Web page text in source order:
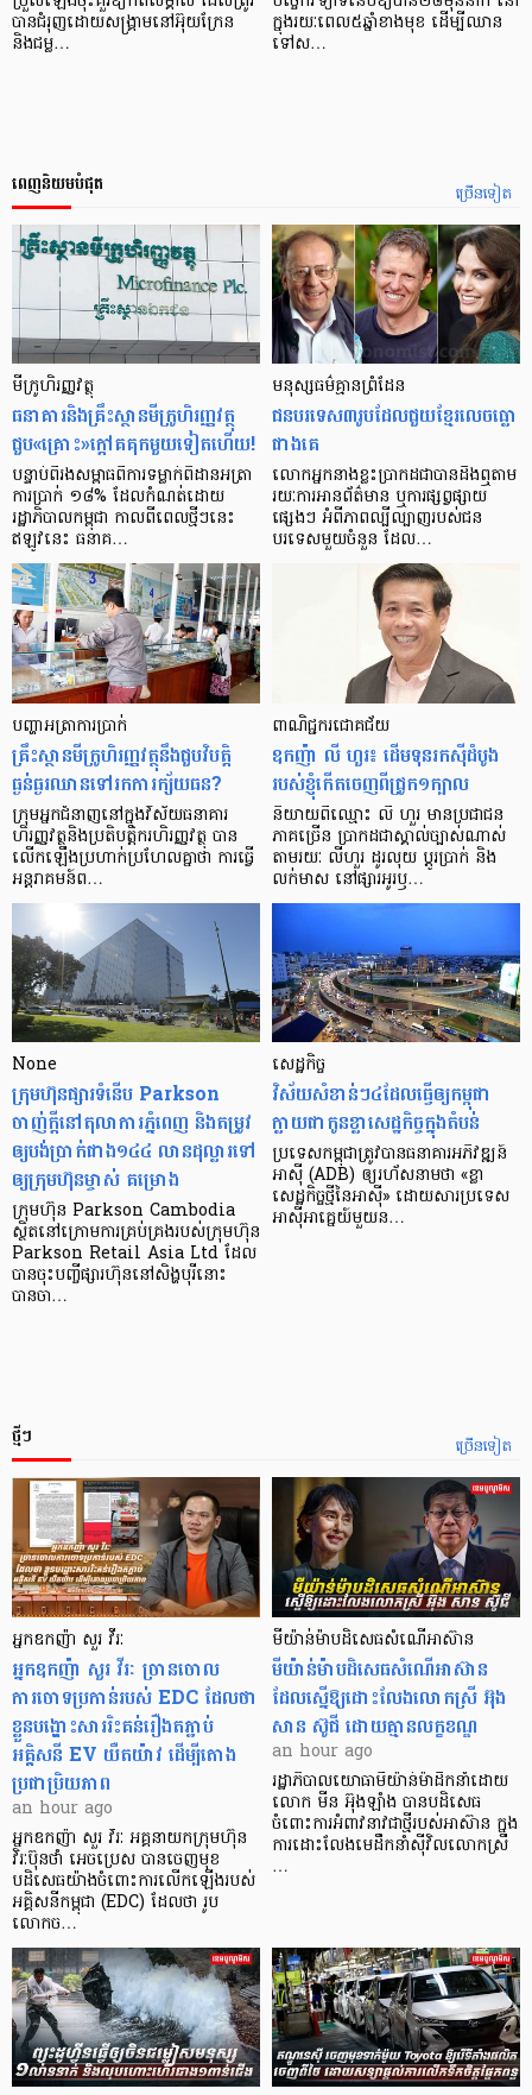
បានជំរុញដោយសង្គ្រាមនៅអ៊ុយក្រែន
និងជម្ល…
ក្នុងរយៈពេល៥ឆ្នាំខាងមុខ ដើម្បីឈាន
ទៅស…
ច្រើនទៀត
ពេញនិយមបំផុត
មីក្រូ​ហិរញ្ញវត្ថុ
ធនាគារ​និង​គ្រឹះស្ថាន​មីក្រូ​ហិរញ្ញវត្ថុ​
ជួប«គ្រោះ»ក្តៅ​គគុក​មួយ​ទៀត​ហើយ!
បន្ទាប់​ពី​រង​សម្ពាធ​​ពី​ការ​ទម្លាក់​ពិដាន​អត្រា​
ការ​ប្រាក់ ១៨​% ដែល​កំណត់​ដោយ​
រដ្ឋាភិបាល​កម្ពុជា កាល​ពី​ពេល​ថ្មីៗ​នេះ
ឥឡូវ​នេះ ធនាគ…
មនុស្ស​ធម៌​គ្មាន​ព្រំដែន
ជន​បរទេស​៣​រូប​ដែល​ជួយ​ខ្មែរ​លេច​ធ្លោ​
ជាង​គេ
លោកអ្នក​នាង​ខ្លះ​ប្រាកដ​ជា​បាន​​ដឹង​ឮ​តាម​
រយៈ​ការ​អាន​ព័ត៌មាន ឬ​ការ​ផ្សព្វផ្សាយ​
ផ្សេងៗ អំពី​ភាព​ល្បីល្បាញ​របស់​ជន​
បរទេស​មួយ​ចំនួន ដែល…
បញ្ហា​អត្រា​ការប្រាក់
គ្រឹះស្ថាន​មីក្រូ​ហិរញ្ញវត្ថុ​នឹង​ជួប​វិបត្តិ​
ធ្ងន់ធ្ងរ​ឈាន​ទៅ​រក​ការ​ក្ស័យធន?
ក្រុម​អ្នក​ជំនាញ​នៅ​ក្នុង​វិស័យ​ធនាគារ
ហិរញ្ញវត្ថុ​និង​ប្រតិបត្តិករ​ហិរញ្ញ​វត្ថុ បាន​​
លើក​ឡើង​ប្រហាក់​ប្រហែល​គ្នា​ថា ការ​ធ្វើ​
អន្តរាគមន៍​ព…
ពាណិជ្ជករជោគជ័យ
ឧកញ៉ា លី ហួរ៖ ដើមទុនរកស៊ីដំបូង
របស់ខ្ញុំកើតចេញពីជ្រូក១ក្បាល
និយាយ​ពី​ឈ្មោះ លី ហួរ មាន​ប្រជាជន​
ភាគ​ច្រើន ប្រាកដ​ជា​ស្គាល់​ច្បាស់​ណាស់
តាមរយៈ លីហួរ ដូរ​លុយ ប្តូរ​បា្រក់ និង​
លក់​មាស នៅ​ផ្សារ​អូរ​ឫ…
None
ក្រុមហ៊ុនផ្សារទំនើប Parkson
ចាញ់ក្ដីនៅតុលាការភ្នំពេញ និងតម្រូវ
ឲ្យបង់ប្រាក់ជាង១៤៤ លានដុល្លារទៅ
ឲ្យក្រុមហ៊ុនម្ចាស់ គម្រោង
ក្រុមហ៊ុន Parkson Cambodia
ស្ថិតនៅក្រោមការគ្រប់គ្រងរបស់ក្រុមហ៊ុន
Parkson Retail Asia Ltd ដែល
បានចុះបញ្ចីផ្សារហ៊ុននៅសិង្ហបុរីនោះ
បានចា…
សេដ្ឋកិច្ច​
វិស័យ​សំខាន់ៗ​៤​ដែល​ធ្វើ​ឲ្យ​កម្ពុជា​
ក្លាយ​ជា​កូន​ខ្លា​សេដ្ឋកិច្ច​ក្នុង​តំបន់
ប្រទេស​កម្ពុជា​ត្រូវ​បាន​ធនាគារ​អភិវឌ្ឍន៍​
អាស៊ី (ADB) ឲ្យ​រហ័ស​នាមថា «ខ្លា​
សេដ្ឋកិច្ច​ថ្មី​នៃ​អាស៊ី» ដោយសារ​ប្រទេស​
អាស៊ី​អាគ្នេយ៍​មួយ​ន…
ច្រើនទៀត
ថ្មីៗ
អ្នកឧកញ៉ា សួរ វីរៈ
អ្នកឧកញ៉ា សួរ វីរៈ​ ច្រានចោល
ការចោទប្រកាន់របស់ EDC ដែលថា
ខ្លួនបង្ហោះសាររិះគន់រឿងតភ្ជាប់
អគ្គិសនី EV យឺតយ៉ាវ ដើម្បីតោង
ប្រជាប្រិយភាព
an hour ago
អ្នកឧកញ៉ា សួរ វីរៈ អគ្គនាយកក្រុមហ៊ុន
វិរៈប៊ុនថាំ អេចប្រេស បានចេញមុខ
បដិសេធយ៉ាងចំពោះការលើកឡើងរបស់
អគ្គិសនីកម្ពុជា (EDC) ដែលថា រូប
លោកច…
មីយ៉ាន់ម៉ាបដិសេធសំណើអាស៊ាន
មីយ៉ាន់ម៉ាបដិសេធសំណើអាស៊ាន
ដែលស្នើឱ្យដោះលែងលោកស្រី អ៊ុង
សាន ស៊ូជី ដោយគ្មានលក្ខខណ្ឌ
an hour ago
រដ្ឋាភិបាលយោធាមីយ៉ាន់ម៉ាដឹកនាំដោយ
លោក មីន អ៊ុងឡាំង បានបដិសេធ
ចំពោះការអំពាវនាវជាថ្មីរបស់អាស៊ាន ក្នុង
ការដោះលែងមេដឹកនាំស៊ីវិលលោកស្រី
…